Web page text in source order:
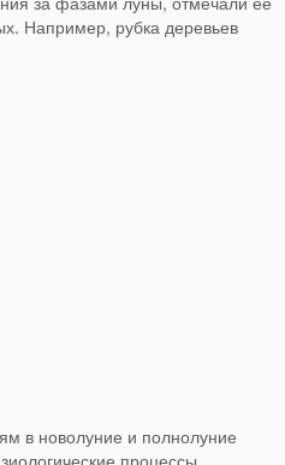
Например, рубка деревьев
в новолуние и полнолуние
процессы,